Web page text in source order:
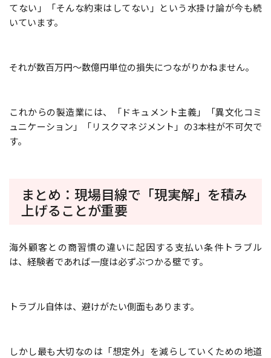
てない」「そんな約束はしてない」という水掛け論が今も続
いています。
それが数百万円～数億円単位の損失につながりかねません。
これからの製造業には、「ドキュメント主義」「異文化コミ
ュニケーション」「リスクマネジメント」の3本柱が不可欠で
す。
まとめ：現場目線で「現実解」を積み
上げることが重要
海外顧客との商習慣の違いに起因する支払い条件トラブル
は、経験者であれば一度は必ずぶつかる壁です。
トラブル自体は、避けがたい側面もあります。
しかし最も大切なのは「想定外」を減らしていくための地道